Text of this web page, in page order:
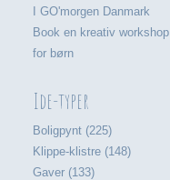
I GO'morgen Danmark
Book en kreativ workshop
for børn
Ide-typer
Boligpynt (225)
Klippe-klistre (148)
Gaver (133)